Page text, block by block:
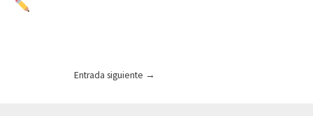
Entrada siguiente →